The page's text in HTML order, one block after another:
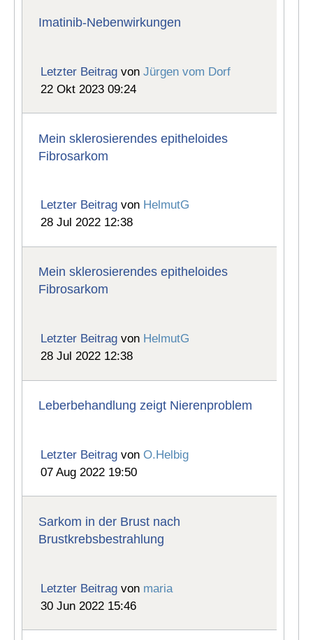
Imatinib-Nebenwirkungen
Letzter Beitrag vonJürgen vom Dorf
22 Okt 2023 09:24
Mein sklerosierendes epitheloides
Fibrosarkom
Letzter Beitrag von HelmutG
28 Jul 2022 12:38
Mein sklerosierendes epitheloides
Fibrosarkom
Letzter Beitrag von HelmutG
28 Jul 2022 12:38
Leberbehandlung zeigt Nierenproblem
Letzter Beitrag vonO.Helbig
07 Aug 2022 19:50
Sarkom in der Brust nach
Brustkrebsbestrahlung
Letzter Beitrag von maria
30 Jun 2022 15:46